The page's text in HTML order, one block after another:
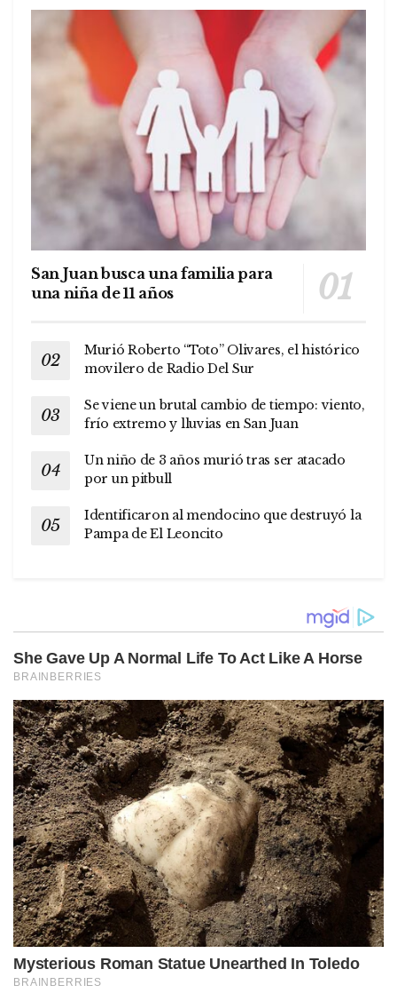
San Juan busca una familia para
una niña de 11 años
Murió Roberto “Toto” Olivares, el histórico
movilero de Radio Del Sur
Se viene un brutal cambio de tiempo: viento,
frío extremo y lluvias en San Juan
Un niño de 3 años murió tras ser atacado
por un pitbull
Identificaron al mendocino que destruyó la
Pampa de El Leoncito